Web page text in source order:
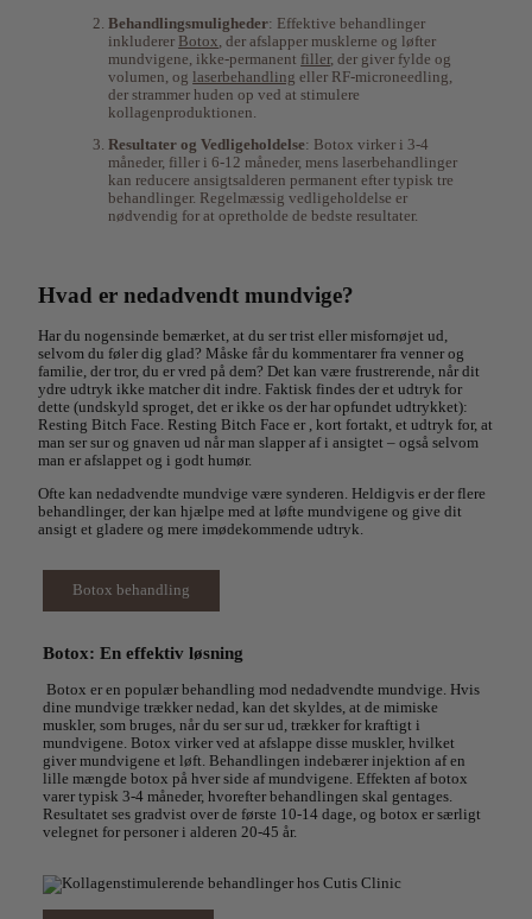
Behandlingsmuligheder: Effektive behandlinger
inkluderer Botox , der afslapper musklerne og løfter
mundvigene, ikke-permanent filler, der giver fylde og
volumen, og laserbehandling eller RF-microneedling,
der strammer huden op ved at stimulere
kollagenproduktionen.
Resultater og Vedligeholdelse: Botox virker i 3-4
måneder, filler i 6-12 måneder, mens laserbehandlinger
kan reducere ansigtsalderen permanent efter typisk tre
behandlinger. Regelmæssig vedligeholdelse er
nødvendig for at opretholde de bedste resultater.
Hvad er nedadvendt mundvige?
Har du nogensinde bemærket, at du ser trist eller misfornøjet ud,
selvom du føler dig glad? Måske får du kommentarer fra venner og
familie, der tror, du er vred på dem? Det kan være frustrerende, når dit
ydre udtryk ikke matcher dit indre. Faktisk findes der et udtryk for
dette (undskyld sproget, det er ikke os der har opfundet udtrykket):
Resting Bitch Face. Resting Bitch Face er , kort fortakt, et udtryk for, at
man ser sur og gnaven ud når man slapper af i ansigtet – også selvom
man er afslappet og i godt humør.
Ofte kan nedadvendte mundvige være synderen. Heldigvis er der flere
behandlinger, der kan hjælpe med at løfte mundvigene og give dit
ansigt et gladere og mere imødekommende udtryk.
Botox behandling
Botox: En effektiv løsning
Botox er en populær behandling mod nedadvendte mundvige. Hvis
dine mundvige trækker nedad, kan det skyldes, at de mimiske
muskler, som bruges, når du ser sur ud, trækker for kraftigt i
mundvigene. Botox virker ved at afslappe disse muskler, hvilket
giver mundvigene et løft. Behandlingen indebærer injektion af en
lille mængde botox på hver side af mundvigene. Effekten af botox
varer typisk 3-4 måneder, hvorefter behandlingen skal gentages.
Resultatet ses gradvist over de første 10-14 dage, og botox er særligt
velegnet for personer i alderen 20-45 år.